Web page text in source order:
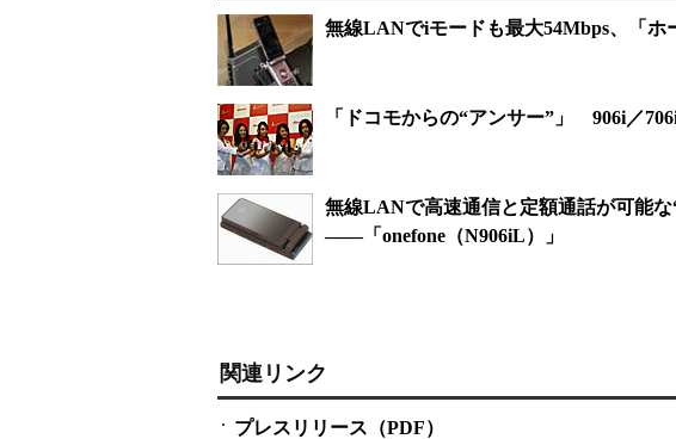
無線LANでiモードも最大54Mbps、「ホ
「ドコモからの“アンサー”」 906i／
無線LANで高速通信と定額通話が可能
――「onefone（N906iL）」
関連リンク
プレスリリース（PDF）